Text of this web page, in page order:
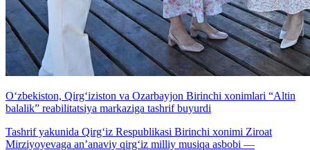
O‘zbekiston, Qirg‘iziston va Ozarbayjon Birinchi xonimlari “Altin
balalik” reabilitatsiya markaziga tashrif buyurdi
Tashrif yakunida Qirg‘iz Respublikasi Birinchi xonimi Ziroat
Mirziyoyevaga an’anaviy qirg‘iz milliy musiqa asbobi —